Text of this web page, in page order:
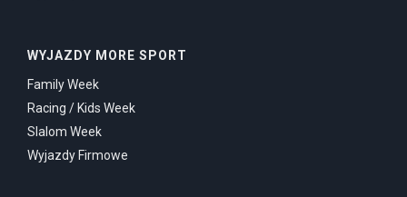
WYJAZDY MORE SPORT
Family Week
Racing / Kids Week
Slalom Week
Wyjazdy Firmowe